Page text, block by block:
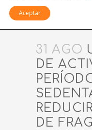
31 AGO
DE
DE
Aceptar